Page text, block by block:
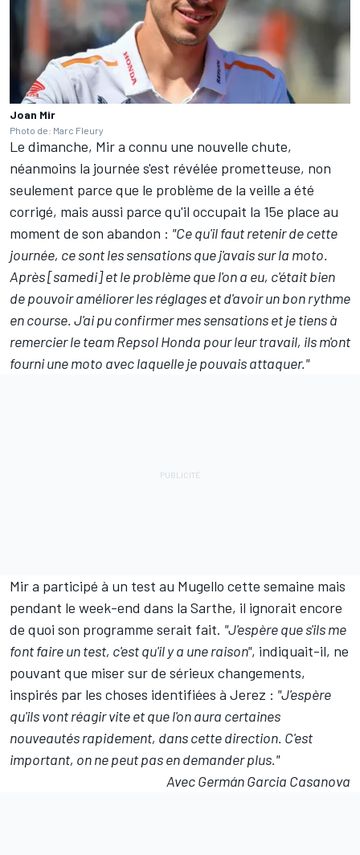
Joan Mir
Photo de: Marc Fleury
Le dimanche, Mir a connu une nouvelle chute,
néanmoins la journée s'est révélée prometteuse, non
seulement parce que le problème de la veille a été
corrigé, mais aussi parce qu'il occupait la 15e place au
moment de son abandon : "Ce qu'il faut retenir de cette
journée, ce sont les sensations que j'avais sur la moto.
Après [samedi] et le problème que l'on a eu, c'était bien
de pouvoir améliorer les réglages et d'avoir un bon rythme
en course. J'ai pu confirmer mes sensations et je tiens à
remercier le team Repsol Honda pour leur travail, ils m'ont
fourni une moto avec laquelle je pouvais attaquer."
Mir a participé à un test au Mugello cette semaine mais
pendant le week-end dans la Sarthe, il ignorait encore
de quoi son programme serait fait. "J'espère que s'ils me
font faire un test, c'est qu'il y a une raison", indiquait-il, ne
pouvant que miser sur de sérieux changements,
inspirés par les choses identifiées à Jerez : "J'espère
qu'ils vont réagir vite et que l'on aura certaines
nouveautés rapidement, dans cette direction. C'est
important, on ne peut pas en demander plus."
Avec Germán Garcia Casanova